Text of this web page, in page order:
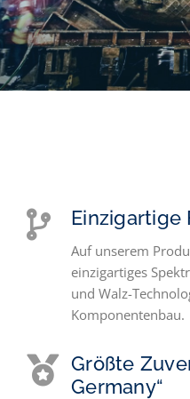
Einzigartige
Auf unserem
einzigartiges
und Walz-
Komponentenbau.
Größte
Germany“